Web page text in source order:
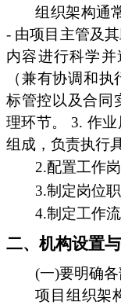
组织架构通
- 由项目主管及
内容进行科学
（兼有协调和
标管控以及合同
理环节。 3. 作
组成，负责执行
2.配置工作
3.制定岗位
4.制定工作
二、机构设置
(一)要明确
项目组织架